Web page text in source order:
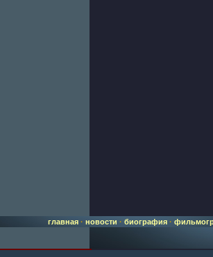
главная · новости · биография ·